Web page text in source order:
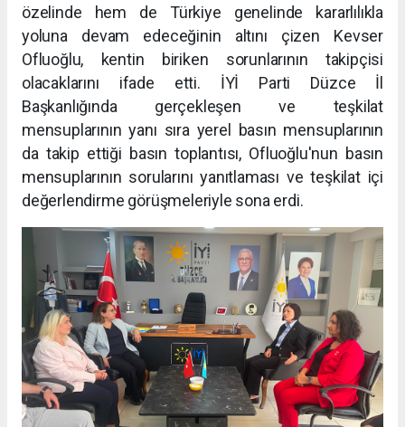
özelinde hem de Türkiye genelinde kararlılıkla
yoluna devam edeceğinin altını çizen Kevser
Ofluoğlu, kentin biriken sorunlarının takipçisi
olacaklarını ifade etti. İYİ Parti Düzce İl
Başkanlığında gerçekleşen ve teşkilat
mensuplarının yanı sıra yerel basın mensuplarının
da takip ettiği basın toplantısı, Ofluoğlu'nun basın
mensuplarının sorularını yanıtlaması ve teşkilat içi
değerlendirme görüşmeleriyle sona erdi.